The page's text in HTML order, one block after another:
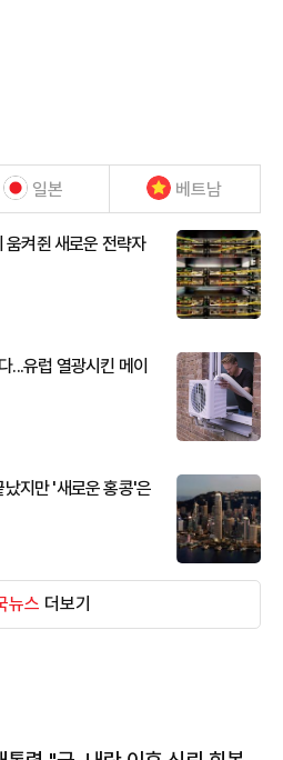
일본 베트남
켜쥔 새로운 전략자
...유럽 열광시킨 메이
지만 '새로운 홍콩'은
뉴스 더보기